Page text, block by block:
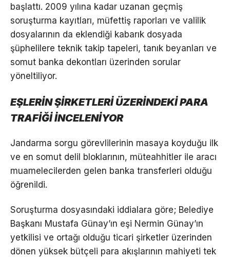
başlattı. 2009 yılına kadar uzanan geçmiş
soruşturma kayıtları, müfettiş raporları ve valilik
dosyalarının da eklendiği kabarık dosyada
şüphelilere teknik takip tapeleri, tanık beyanları ve
somut banka dekontları üzerinden sorular
yöneltiliyor.
EŞLERİN ŞİRKETLERİ ÜZERİNDEKİ PARA
TRAFİĞİ İNCELENİYOR
Jandarma sorgu görevlilerinin masaya koyduğu ilk
ve en somut delil bloklarının, müteahhitler ile aracı
muamelecilerden gelen banka transferleri olduğu
öğrenildi.
Soruşturma dosyasındaki iddialara göre; Belediye
Başkanı Mustafa Günay’ın eşi Nermin Günay’ın
yetkilisi ve ortağı olduğu ticari şirketler üzerinden
dönen yüksek bütçeli para akışlarının mahiyeti tek